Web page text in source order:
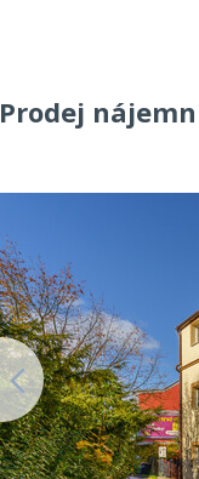
Prodej